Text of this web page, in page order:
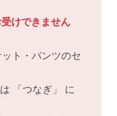
けできません
ト・パンツのセ
「つなぎ」 に